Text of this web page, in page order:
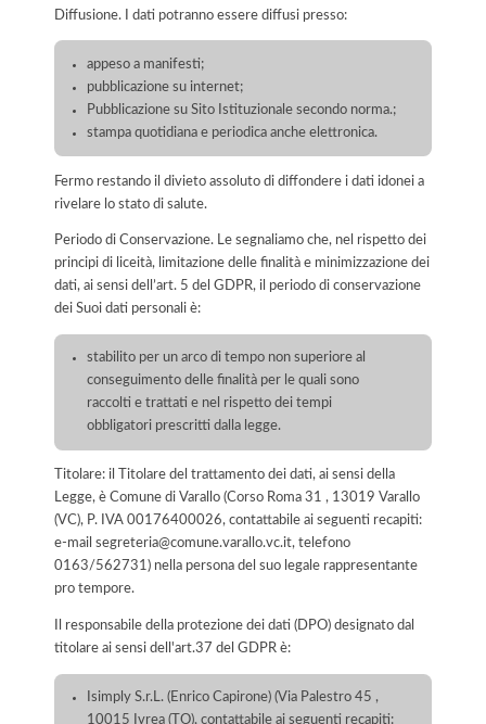
Diffusione. I dati potranno essere diffusi presso:
appeso a manifesti;
pubblicazione su internet;
Pubblicazione su Sito Istituzionale secondo norma.;
stampa quotidiana e periodica anche elettronica.
Fermo restando il divieto assoluto di diffondere i dati idonei a
rivelare lo stato di salute.
Periodo di Conservazione. Le segnaliamo che, nel rispetto dei
principi di liceità, limitazione delle finalità e minimizzazione dei
dati, ai sensi dell’art. 5 del GDPR, il periodo di conservazione
dei Suoi dati personali è:
stabilito per un arco di tempo non superiore al
conseguimento delle finalità per le quali sono
raccolti e trattati e nel rispetto dei tempi
obbligatori prescritti dalla legge.
Titolare: il Titolare del trattamento dei dati, ai sensi della
Legge, è Comune di Varallo (Corso Roma 31 , 13019 Varallo
(VC), P. IVA 00176400026, contattabile ai seguenti recapiti:
e-mail segreteria@comune.varallo.vc.it, telefono
0163/562731) nella persona del suo legale rappresentante
pro tempore.
Il responsabile della protezione dei dati (DPO) designato dal
titolare ai sensi dell'art.37 del GDPR è:
Isimply S.r.L. (Enrico Capirone) (Via Palestro 45 ,
10015 Ivrea (TO), contattabile ai seguenti recapiti: